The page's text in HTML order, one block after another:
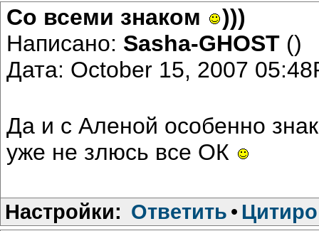
Со всеми знаком
)))
Написано: Sasha-GHOST ()
Дата: October 15, 2007
Да и с Аленой особенно
уже не злюсь все ОК
Настройки: Ответить •